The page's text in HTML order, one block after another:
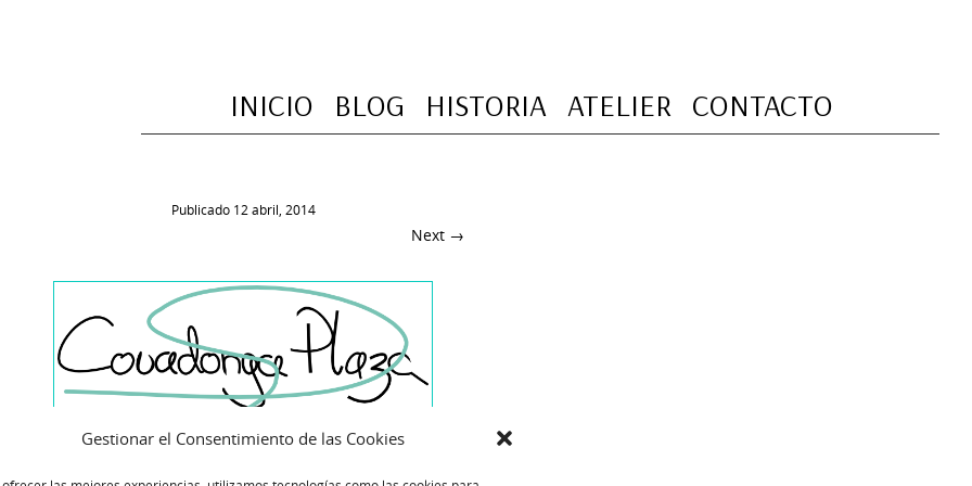
Gestionar el Consentimiento de las Cookies
INICIO BLOG HISTORIA ATELIER CONTACTO
Publicado 12 abril, 2014
Next →